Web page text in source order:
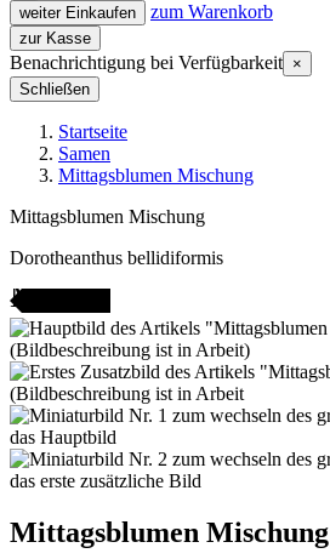
weiter Einkaufen
zum Warenkorb
zur Kasse
Benachrichtigung bei Verfügbarkeit ×
Schließen
Startseite
Samen
Mittagsblumen Mischung
Mittagsblumen Mischung
Dorotheanthus bellidiformis
Mittagsblumen Mischung